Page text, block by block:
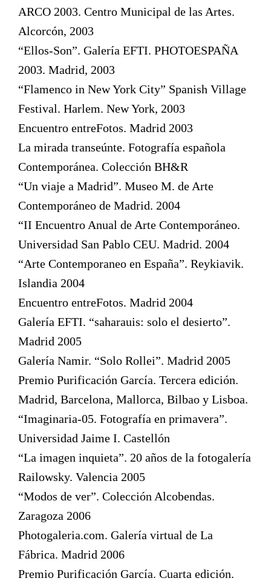
ARCO 2003. Centro Municipal de las Artes.
Alcorcón, 2003
“Ellos-Son”. Galería EFTI. PHOTOESPAÑA
2003. Madrid, 2003
“Flamenco in New York City” Spanish Village
Festival. Harlem. New York, 2003
Encuentro entreFotos. Madrid 2003
La mirada transeúnte. Fotografía española
Contemporánea. Colección BH&R
“Un viaje a Madrid”. Museo M. de Arte
Contemporáneo de Madrid. 2004
“II Encuentro Anual de Arte Contemporáneo.
Universidad San Pablo CEU. Madrid. 2004
“Arte Contemporaneo en España”. Reykiavik.
Islandia 2004
Encuentro entreFotos. Madrid 2004
Galería EFTI. “saharauis: solo el desierto”.
Madrid 2005
Galería Namir. “Solo Rollei”. Madrid 2005
Premio Purificación García. Tercera edición.
Madrid, Barcelona, Mallorca, Bilbao y Lisboa.
“Imaginaria-05. Fotografía en primavera”.
Universidad Jaime I. Castellón
“La imagen inquieta”. 20 años de la fotogalería
Railowsky. Valencia 2005
“Modos de ver”. Colección Alcobendas.
Zaragoza 2006
Photogaleria.com. Galería virtual de La
Fábrica. Madrid 2006
Premio Purificación García. Cuarta edición.